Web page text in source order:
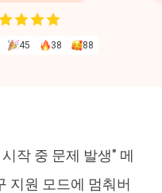
45 38 88
작 중 문제 발생" 메
지원 모드에 멈춰버